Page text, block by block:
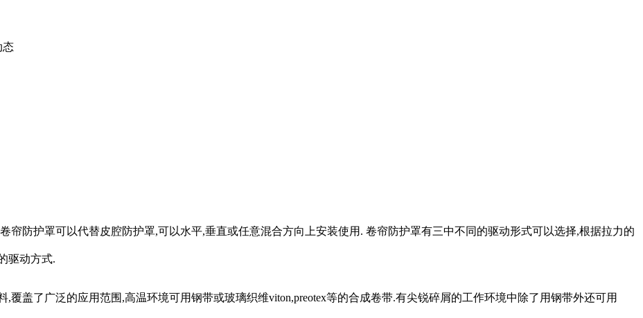
态
帘防护罩可以代替皮腔防护罩,可以水平,垂直或任意混合方向上安装使用. 卷帘防护罩有三中不同的驱动形式可以选择,根据拉力的
驱动方式.
覆盖了广泛的应用范围,高温环境可用钢带或玻璃织维viton,preotex等的合成卷带.有尖锐碎屑的工作环境中除了用钢带外还可用